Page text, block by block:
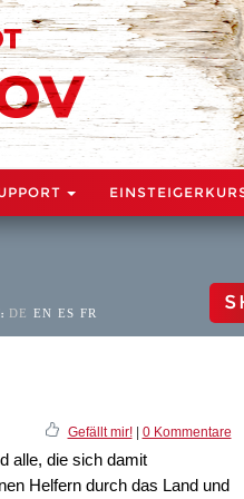
DE EN ES FR
Gefällt mir!| 0 Kommentare
alle, die sich damit
Helfern durch das Land und